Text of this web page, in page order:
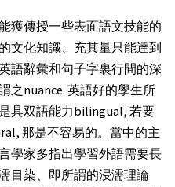
獲傳授一些表面語文技能的
文化知識、充其量只能達到
語辭彙和句子字裏行間的深
之nuance. 英語好的學生所
具双語能力bilingual, 若要
那是不容易的。當中的主
學家多指出學習外語需要長
目染、即所謂的浸濡理論